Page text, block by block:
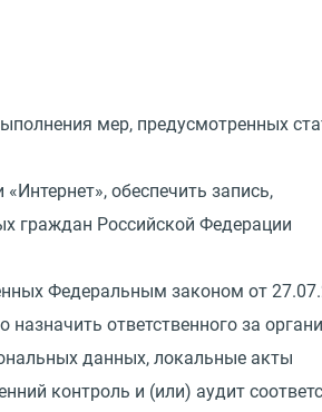
мер, предусмотренных
«Интернет», обеспечить запись,
граждан Российской Федерации
Федеральным законом от
ответственного за
данных, локальные акты
контроль и (или) аудит